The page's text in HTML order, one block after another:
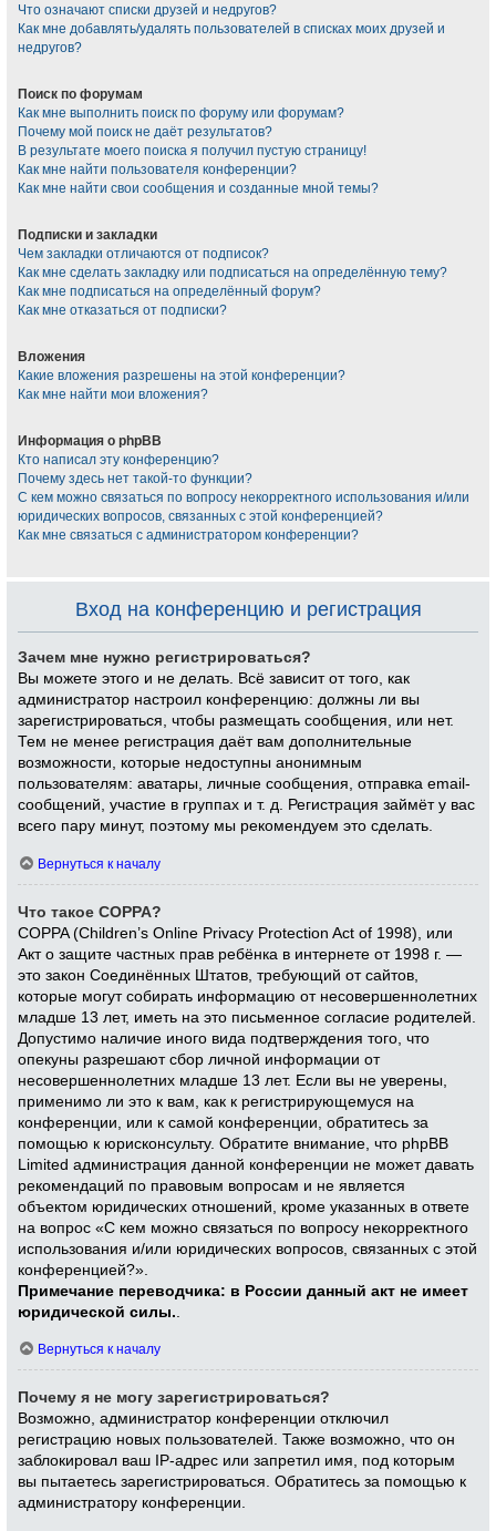
Что означают списки друзей и недругов?
Как мне добавлять/удалять пользователей в списках моих друзей и
недругов?
Поиск по форумам
Как мне выполнить поиск по форуму или форумам?
Почему мой поиск не даёт результатов?
В результате моего поиска я получил пустую страницу!
Как мне найти пользователя конференции?
Как мне найти свои сообщения и созданные мной темы?
Подписки и закладки
Чем закладки отличаются от подписок?
Как мне сделать закладку или подписаться на определённую тему?
Как мне подписаться на определённый форум?
Как мне отказаться от подписки?
Вложения
Какие вложения разрешены на этой конференции?
Как мне найти мои вложения?
Информация о phpBB
Кто написал эту конференцию?
Почему здесь нет такой-то функции?
С кем можно связаться по вопросу некорректного использования и/или
юридических вопросов, связанных с этой конференцией?
Как мне связаться с администратором конференции?
Вход на конференцию и регистрация
Зачем мне нужно регистрироваться?
Вы можете этого и не делать. Всё зависит от того, как
администратор настроил конференцию: должны ли вы
зарегистрироваться, чтобы размещать сообщения, или нет.
Тем не менее регистрация даёт вам дополнительные
возможности, которые недоступны анонимным
пользователям: аватары, личные сообщения, отправка email-
сообщений, участие в группах и т. д. Регистрация займёт у вас
всего пару минут, поэтому мы рекомендуем это сделать.
Вернуться к началу
Что такое COPPA?
COPPA (Children’s Online Privacy Protection Act of 1998), или
Акт о защите частных прав ребёнка в интернете от 1998 г. —
это закон Соединённых Штатов, требующий от сайтов,
которые могут собирать информацию от несовершеннолетних
младше 13 лет, иметь на это письменное согласие родителей.
Допустимо наличие иного вида подтверждения того, что
опекуны разрешают сбор личной информации от
несовершеннолетних младше 13 лет. Если вы не уверены,
применимо ли это к вам, как к регистрирующемуся на
конференции, или к самой конференции, обратитесь за
помощью к юрисконсульту. Обратите внимание, что phpBB
Limited администрация данной конференции не может давать
рекомендаций по правовым вопросам и не является
объектом юридических отношений, кроме указанных в ответе
на вопрос «С кем можно связаться по вопросу некорректного
использования и/или юридических вопросов, связанных с этой
конференцией?».
Примечание переводчика: в России данный акт не имеет
юридической силы.
Вернуться к началу
Почему я не могу зарегистрироваться?
Возможно, администратор конференции отключил
регистрацию новых пользователей. Также возможно, что он
заблокировал ваш IP-адрес или запретил имя, под которым
вы пытаетесь зарегистрироваться. Обратитесь за помощью к
администратору конференции.